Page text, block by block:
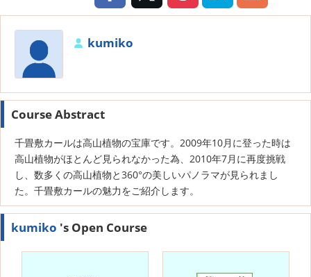
kumiko
Course Abstract
千畳敷カールは高山植物の宝庫です。2009年10月に登った時は
高山植物がほとんど見られなかった為、2010年7月に再度挑戦
し、数多くの高山植物と360°の美しいパノラマが見られまし
た。千畳敷カールの魅力をご紹介します。
kumiko 's Open Course